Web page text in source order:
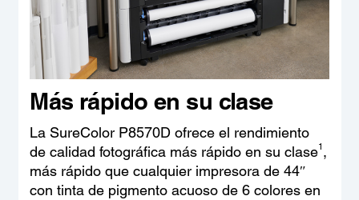
Más rápido en su clase
La SureColor P8570D ofrece el rendimiento
de calidad fotográfica más rápido en su clase1 ,
más rápido que cualquier impresora de 44″
con tinta de pigmento acuoso de 6 colores en